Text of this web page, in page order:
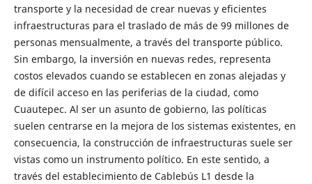
transporte y la necesidad de crear nuevas y eficientes
infraestructuras para el traslado de más de 99 millones de
personas mensualmente, a través del transporte público.
Sin embargo, la inversión en nuevas redes, representa
costos elevados cuando se establecen en zonas alejadas y
de difícil acceso en las periferias de la ciudad, como
Cuautepec. Al ser un asunto de gobierno, las políticas
suelen centrarse en la mejora de los sistemas existentes, en
consecuencia, la construcción de infraestructuras suele ser
vistas como un instrumento político. En este sentido, a
través del establecimiento de Cablebús L1 desde la